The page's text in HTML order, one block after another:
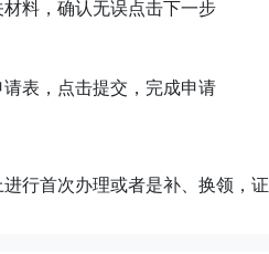
料，确认无误点击下一步
表，点击提交，完成申请